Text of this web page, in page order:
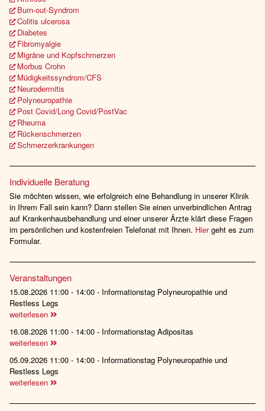
Burn-out-Syndrom
Colitis ulcerosa
Diabetes
Fibromyalgie
Migräne und Kopfschmerzen
Morbus Crohn
Müdigkeitssyndrom/CFS
Neurodermitis
Polyneuropathie
Post Covid/Long Covid/PostVac
Rheuma
Rückenschmerzen
Schmerzerkrankungen
Individuelle Beratung
Sie möchten wissen, wie erfolgreich eine Behandlung in unserer Klinik
in Ihrem Fall sein kann? Dann stellen Sie einen unverbindlichen Antrag
auf Krankenhausbehandlung und einer unserer Ärzte klärt diese Fragen
im persönlichen und kostenfreien Telefonat mit Ihnen. Hiergeht es zum
Formular.
Veranstaltungen
15.08.2026 11:00 - 14:00 - Informationstag Polyneuropathie und
Restless Legs
weiterlesen
16.08.2026 11:00 - 14:00 - Informationstag Adipositas
weiterlesen
05.09.2026 11:00 - 14:00 - Informationstag Polyneuropathie und
Restless Legs
weiterlesen